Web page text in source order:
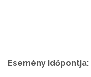
Esemény időpontja: